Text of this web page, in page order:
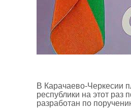
В Карачаево-Черкесии
республики на этот
разработан по